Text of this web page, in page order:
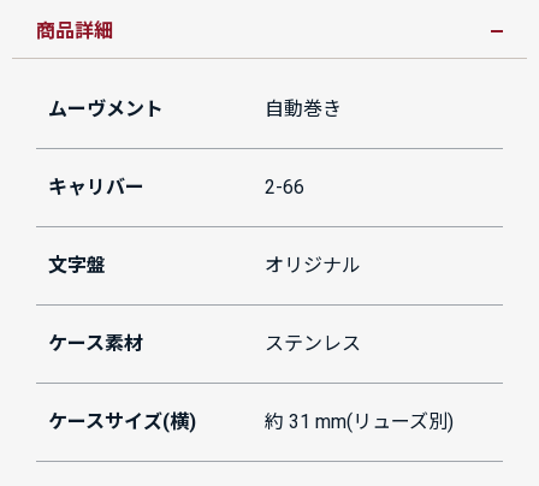
商品詳細
ムーヴメント 自動巻き
キャリバー 2-66
文字盤 オリジナル
ケース素材 ステンレス
ケースサイズ(横) 約 31 mm(リューズ別)